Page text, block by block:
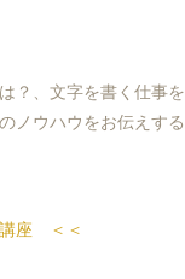
？、文字を書く仕事
ノウハウをお伝えす
座 ＜＜